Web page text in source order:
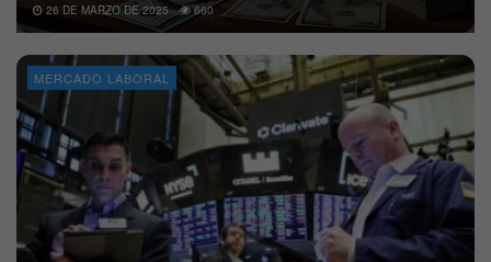
26 DE MARZO DE 2025 660
MERCADO LABORAL